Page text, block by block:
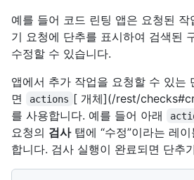
예를 들어 코드 린팅 앱은 요청된 작
기 요청에 단추를 표시하여 검색된
수정할 수 있습니다.
앱에서 추가 작업을 요청할 수 있는
면
actions [개체](/rest/
를 사용합니다. 예를 들어 아래
요청의 검사탭에 “수정”이라는 레
합니다. 검사 실행이 완료되면 단추